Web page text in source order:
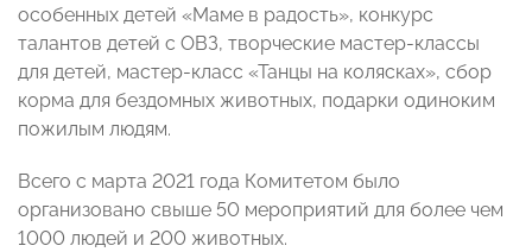
особенных детей «Маме в радость», конкурс
талантов детей с ОВЗ, творческие мастер-классы
для детей, мастер-класс «Танцы на колясках», сбор
корма для бездомных животных, подарки одиноким
пожилым людям.
Всего с марта 2021 года Комитетом было
организовано свыше 50 мероприятий для более чем
1000 людей и 200 животных.